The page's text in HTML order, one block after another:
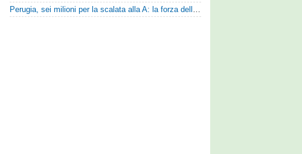
Perugia, sei milioni per la scalata alla A: la forza della nuova societa e il progetto di Alessandro Gaucci